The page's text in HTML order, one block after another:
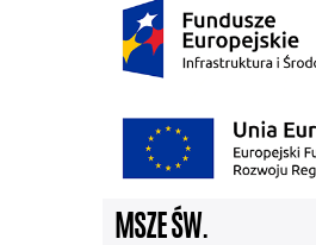
MSZE ŚW.